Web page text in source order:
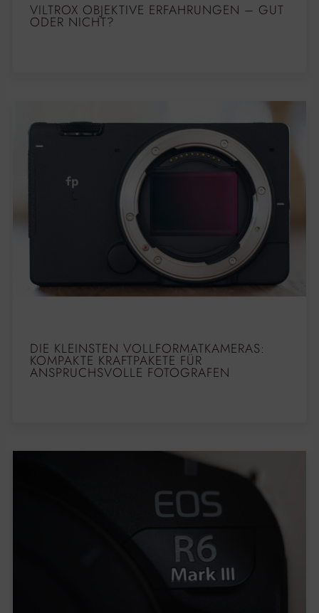
VILTROX OBJEKTIVE ERFAHRUNGEN – GUT
ODER NICHT?
DIE KLEINSTEN VOLLFORMATKAMERAS:
KOMPAKTE KRAFTPAKETE FÜR
ANSPRUCHSVOLLE FOTOGRAFEN